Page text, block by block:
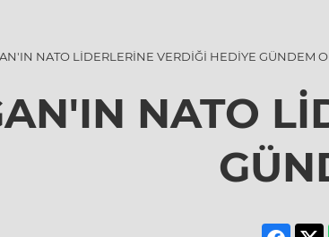
NATO LİDERLERİNE VERDİĞİ HEDİYE GÜNDEM
NATO